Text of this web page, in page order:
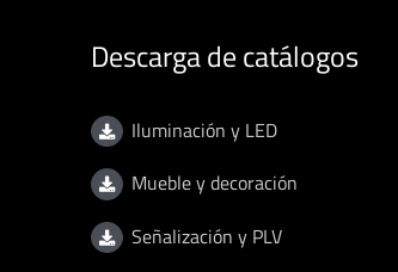
Descarga de catálogos
Iluminación y LED
Mueble y decoración
Señalización y PLV